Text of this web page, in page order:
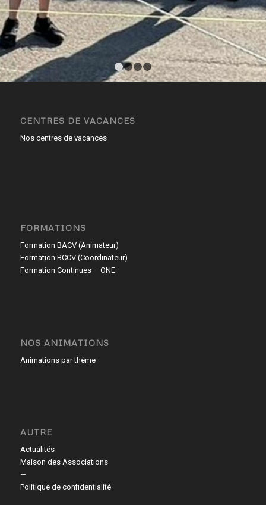
1 2 3 4
CENTRES DE VACANCES
Nos centres de vacances
FORMATIONS
Formation BACV (Animateur)
Formation BCCV (Coordinateur)
Formation Continues – ONE
NOS ANIMATIONS
Animations par thème
AUTRE
Actualités
Maison des Associations
—
Politique de confidentialité